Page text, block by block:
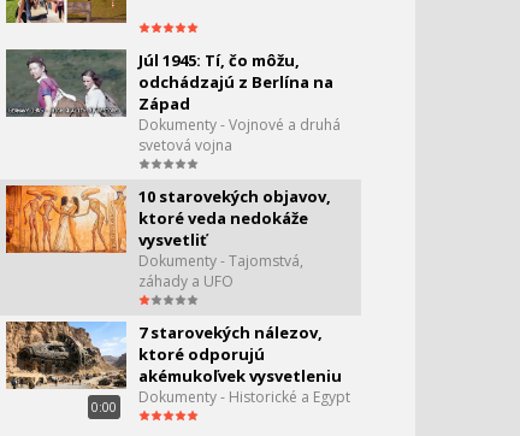
Júl 1945: Tí, čo môžu,
odchádzajú z Berlína na
Západ
Dokumenty - Vojnové a druhá
svetová vojna
10 starovekých objavov,
ktoré veda nedokáže
vysvetliť
Dokumenty - Tajomstvá,
záhady a UFO
0:00
7 starovekých nálezov,
ktoré odporujú
akémukoľvek vysvetleniu
Dokumenty - Historické a Egypt